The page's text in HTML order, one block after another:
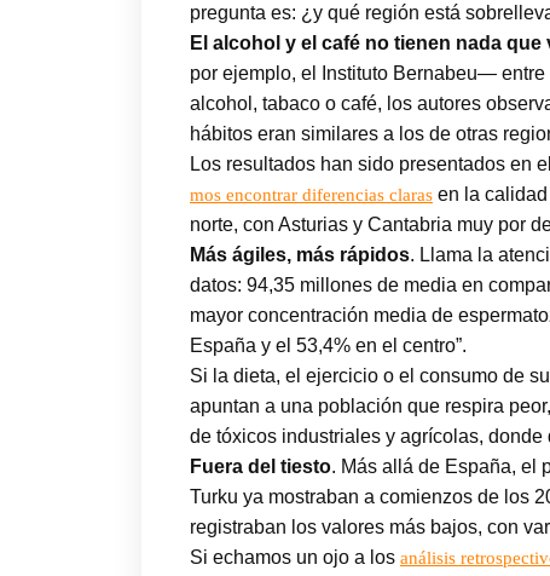
pregunta es: ¿y qué región está
El alcohol y el café no tienen nada que
por ejemplo, el Instituto Bernabeu—
alcohol, tabaco o café, los autores
hábitos eran similares a los de otras
Los resultados han sido presentados en
mos encontrar diferencias claras en la
norte, con Asturias y Cantabria muy por
Más ágiles, más rápidos. Llama la
datos: 94,35 millones de media en
mayor concentración media de
España y el 53,4% en el centro”.
Si la dieta, el ejercicio o el consumo de
apuntan a una población que respira
de tóxicos industriales y agrícolas, donde
Fuera del tiesto. Más allá de España, el
Turku ya mostraban a comienzos de los
registraban los valores más bajos, con
Si echamos un ojo a los análisis